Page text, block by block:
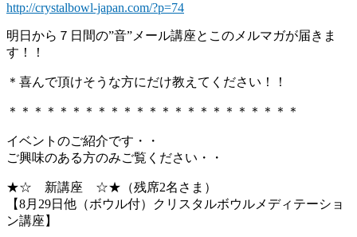
http://crystalbowl-japan.com/?p=74
明日から７日間の”音”メール講座とこのメルマガが届きま
す！！
＊喜んで頂けそうな方にだけ教えてください！！
＊＊＊＊＊＊＊＊＊＊＊＊＊＊＊＊＊＊＊＊＊＊＊
イベントのご紹介です・・
ご興味のある方のみご覧ください・・
★☆ 新講座 ☆★（残席2名さま）
【8月29日他（ボウル付）クリスタルボウルメディテーショ
ン講座】